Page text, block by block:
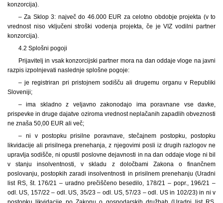
konzorcija).
– Za Sklop 3: največ do 46.000 EUR za celotno obdobje projekta (v to
vrednost niso vključeni stroški vodenja projekta, če je VIZ vodilni partner
konzorcija).
4.2 Splošni pogoji
Prijavitelj in vsak konzorcijski partner mora na dan oddaje vloge na javni
razpis izpolnjevati naslednje splošne pogoje:
– je registriran pri pristojnem sodišču ali drugemu organu v Republiki
Sloveniji;
– ima skladno z veljavno zakonodajo ima poravnane vse davke,
prispevke in druge dajatve oziroma vrednost neplačanih zapadlih obveznosti
ne znaša 50,00 EUR ali več;
– ni v postopku prisilne poravnave, stečajnem postopku, postopku
likvidacije ali prisilnega prenehanja, z njegovimi posli iz drugih razlogov ne
upravlja sodišče, ni opustil poslovne dejavnosti in na dan oddaje vloge ni bil
v stanju insolventnosti, v skladu z določbami Zakona o finančnem
poslovanju, postopkih zaradi insolventnosti in prisilnem prenehanju (Uradni
list RS, št. 176/21 – uradno prečiščeno besedilo, 178/21 – popr., 196/21 –
odl. US, 157/22 – odl. US, 35/23 – odl. US, 57/23 – odl. US in 102/23) in ni v